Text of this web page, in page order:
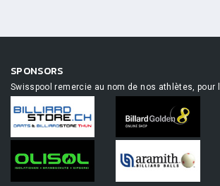
SPONSORS
Swisspool remercie au nom de nos athlètes, pour